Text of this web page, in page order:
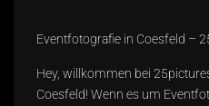
Eventfotografie in Coesfeld –
Hey, willkommen bei
Coesfeld! Wenn es um